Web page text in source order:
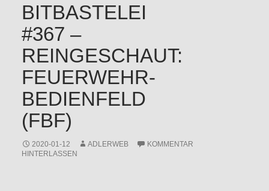
BITBASTELEI
#367 –
REINGESCHAUT:
FEUERWEHR-
BEDIENFELD
(FBF)
2020-01-12 ADLERWEB
KOMMENTAR
HINTERLASSEN